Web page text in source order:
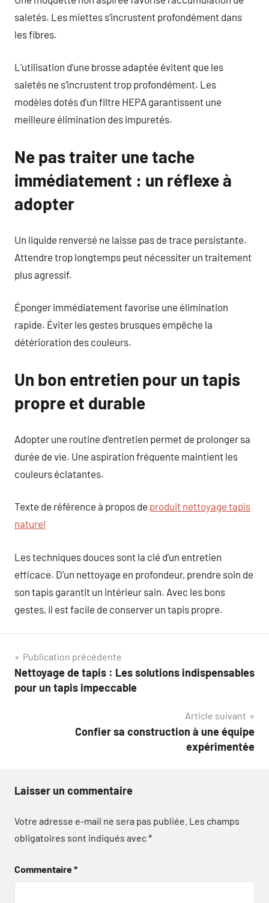
saletés. Les miettes s’incrustent profondément dans
les fibres.
L’utilisation d’une brosse adaptée évitent que les
saletés ne s’incrustent trop profondément. Les
modèles dotés d’un filtre HEPA garantissent une
meilleure élimination des impuretés.
Ne pas traiter une tache
immédiatement : un réflexe à
adopter
Un liquide renversé ne laisse pas de trace persistante.
Attendre trop longtemps peut nécessiter un traitement
plus agressif.
Éponger immédiatement favorise une élimination
rapide. Éviter les gestes brusques empêche la
détérioration des couleurs.
Un bon entretien pour un tapis
propre et durable
Adopter une routine d’entretien permet de prolonger sa
durée de vie. Une aspiration fréquente maintient les
couleurs éclatantes.
Texte de référence à propos de produit nettoyage tapis
naturel
Les techniques douces sont la clé d’un entretien
efficace. D’un nettoyage en profondeur, prendre soin de
son tapis garantit un intérieur sain. Avec les bons
gestes, il est facile de conserver un tapis propre.
Navigation
de
Publication précédente
Nettoyage de tapis : Les solutions indispensables
pour un tapis impeccable
Article suivant
Confier sa construction à une équipe
expérimentée
Laisser un commentaire
Votre adresse e-mail ne sera pas publiée. Les champs
obligatoires sont indiqués avec*
Commentaire*